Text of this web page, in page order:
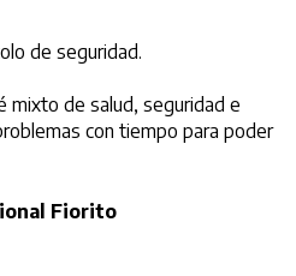
de seguridad.
mixto de salud, seguridad e
con tiempo para poder
Fiorito